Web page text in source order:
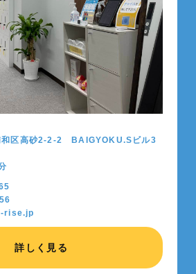
和区高砂2-2-2 BAIGYOKU.Sビル3
rise.jp
詳しく見る